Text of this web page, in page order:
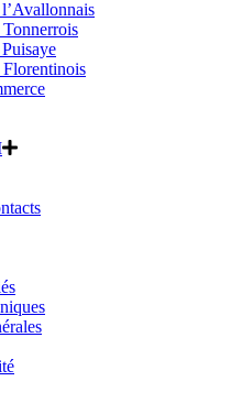
Tonnerrois
Florentinois